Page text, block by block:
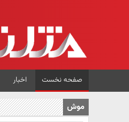
صفحه نخست اخبار
موش